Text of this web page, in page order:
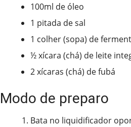
100ml de óleo
1 pitada de sal
1 colher (sopa) de
½ xícara (chá) de leite
2 xícaras (chá) de fubá
Modo de preparo
Bata no liquidificador